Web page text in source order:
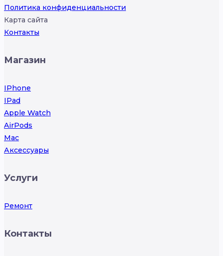
Политика конфиденциальности
Карта сайта
Контакты
Магазин
IPhone
IPad
Apple Watch
AirPods
Mac
Аксессуары
Услуги
Ремонт
Контакты